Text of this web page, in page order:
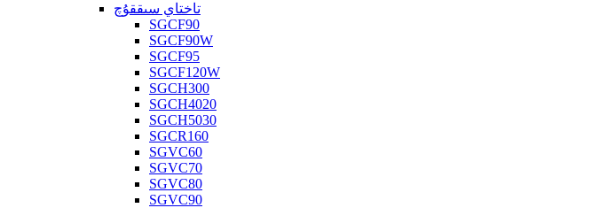
تاختاي سىققۇچ
SGCF90
SGCF90W
SGCF95
SGCF120W
SGCH300
SGCH4020
SGCH5030
SGCR160
SGVC60
SGVC70
SGVC80
SGVC90